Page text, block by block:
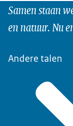
Samen staan
en natuur. Nu
Andere talen